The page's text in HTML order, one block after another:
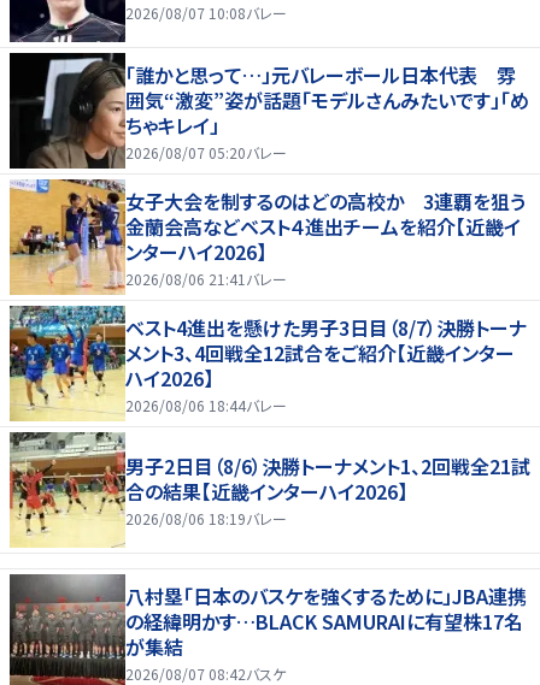
2026/08/07 10:08バレー
「誰かと思って…」元バレーボール日本代表 雰
囲気“激変”姿が話題「モデルさんみたいです」「め
ちゃキレイ」
2026/08/07 05:20バレー
女子大会を制するのはどの高校か 3連覇を狙う
金蘭会高などベスト４進出チームを紹介【近畿イ
ンターハイ2026】
2026/08/06 21:41 バレー
ベスト4進出を懸けた男子3日目（8/7）決勝トーナ
メント3、4回戦全12試合をご紹介【近畿インター
ハイ2026】
2026/08/06 18:44バレー
男子2日目（8/6）決勝トーナメント1、2回戦全21試
合の結果【近畿インターハイ2026】
2026/08/06 18:19バレー
八村塁「日本のバスケを強くするために」JBA連携
の経緯明かす…BLACK SAMURAIに有望株17名
が集結
2026/08/07 08:42バスケ